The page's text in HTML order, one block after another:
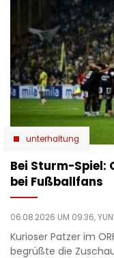
unterhaltung
Bei Sturm-Spiel:
bei Fußballfans
06.08.2026 UM 09:36,
Kurioser Patzer im
begrüßte die